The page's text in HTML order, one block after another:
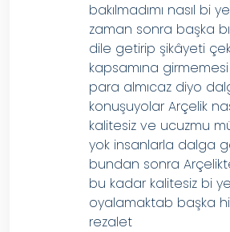
bakılmadımı nasıl bi
zaman sonra başka
dile getirip şikâyeti
kapsamına
para almıcaz diyo
konuşuyolar Arçelik
kalitesiz ve ucuzmu
yok insanlarla dalga
bundan sonra
bu kadar kalitesiz bi
oyalamaktab başka
rezalet